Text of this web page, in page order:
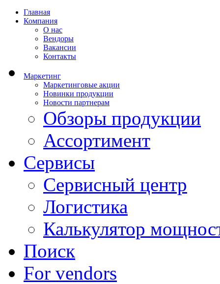
Главная
Компания
О нас
Вендоры
Вакансии
Контакты
Маркетинг
Маркетинговые акции
Новинки продукции
Новости партнерам
Обзоры продукции
Ассортимент
Сервисы
Сервисный центр
Логистика
Калькулятор
Поиск
For vendors